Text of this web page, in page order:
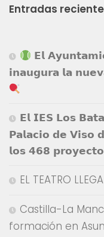
Entradas
𝗘𝗹
𝗶𝗻𝗮𝘂𝗴𝘂𝗿𝗮 𝗹𝗮
𝗘𝗹 𝗜𝗘𝗦 𝗟𝗼𝘀
𝗣𝗮𝗹𝗮𝗰𝗶𝗼 𝗱𝗲
𝗹𝗼𝘀 𝟰𝟲𝟴
EL TEATRO
Castilla-La
formación en